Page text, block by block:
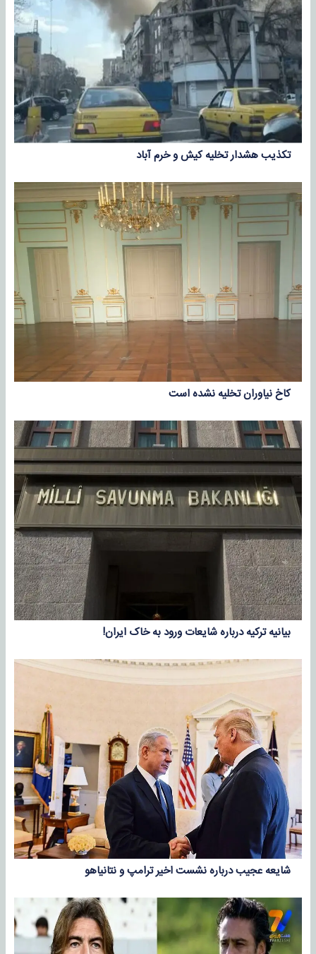
تکذیب هشدار تخلیه کیش و خرم آباد
کاخ نیاوران تخلیه نشده است
بیانیه ترکیه درباره شایعات ورود به خاک ایران!
شایعه عجیب درباره نشست اخیر ترامپ و نتانیاهو